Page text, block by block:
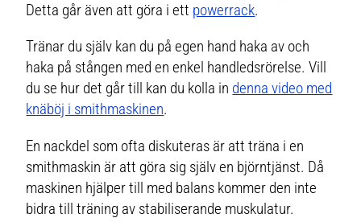
Detta går även att göra i ett powerrack.
Tränar du själv kan du på egen hand haka av och
haka på stången med en enkel handledsrörelse. Vill
du se hur det går till kan du kolla in denna video med
knäböj i smithmaskinen.
En nackdel som ofta diskuteras är att träna i en
smithmaskin är att göra sig själv en björntjänst. Då
maskinen hjälper till med balans kommer den inte
bidra till träning av stabiliserande muskulatur.